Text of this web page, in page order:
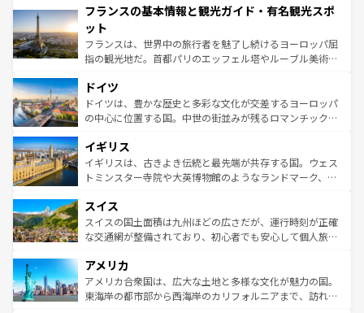
ませてくれるイタリアで、忘れられない旅をしてみよう！
なお、新着のイタリア情報は
しい。
文化が根付くこの国では、情熱的なフラメンコ、熱気あふ
れる闘牛、そして美味しいタパスが生活の一部となってい
る。首都マドリードの洗練された雰囲気や、バルセロナの
アートに溢れた街角から、地方では古代ローマ遺跡や中世
せる。地方によって風土や気候が異なるスペインはその個
性で訪れる人を魅了する。 なお、新着のスペイン情報は コ
ンテンツ一覧を参照してほしい。
フランスの基本情報と観光ガイド・有名観光スポ
ット
フランスは、世界中の旅行者を魅了し続けるヨーロッパ屈
指の観光地だ。首都パリのエッフェル塔やルーブル美術館
で、幅広い魅力が詰まっている。華麗な宮殿、歴史的な大
聖堂、美しいビーチ、そして豊かな自然が、訪れる者を心
から魅了する。また、フランスは美食の国としても知ら
いる。シャンパンの発祥地であるランス、プロヴァンスの
香り高いラベンダー畑など、多彩な楽しみ方が可能だ。さ
らに、パリ以外の地域にも魅力が溢れており、どの街角に
れる地方に足を運ぶとそれぞれで全く異なる文化を体験で
きるだろう。 なお、新着のフランス情報はコンテンツ一覧
を参照してほしい。
ドイツ
ドイツは、豊かな歴史と多彩な文化が交差するヨーロッパ
の中心に位置する国。中世の街並みが残るロマンチック街
顔を持つこの国は、どこを歩いても飽きることがない。ベ
ルリンの文化的活気、バイエルン州のアルプスの絶景、そ
してライン川沿いのワイン畑といった風景は必見。ビール
は、お酒好きな人にはぜひ体験してほしい。 なお、新着の
ドイツ情報はコンテンツ一覧を参照してほしい。
イギリス
イギリスは、古きよき伝統と最先端が共存する国。ウェス
トミンスター寺院や大英博物館のようなランドマーク、歴
リアごとに異なる魅力がある。また、優雅なアフタヌーン
ティー、ビール好きにはたまらない英国パブ、サッカー観
戦など、本場だからこそできる体験も豊富。イギリスを旅
ンツ一覧を参照してほしい。
スイス
スイスの国土面積は九州ほどの広さだが、運行時刻が正確
な交通網が整備されており、初心者でも安心して個人旅行
の建物がそのまま残る町や、スイスならではのユニークな
博物館もあり、アルプス観光だけでなく町歩きも満喫する
ことができる。国民の所得が高いため物価も高いが、旅行
アメリカ
アメリカ合衆国は、広大な土地と多様な文化が魅力の国。
東海岸の都市部から西海岸のカリフォルニアまで、訪れる